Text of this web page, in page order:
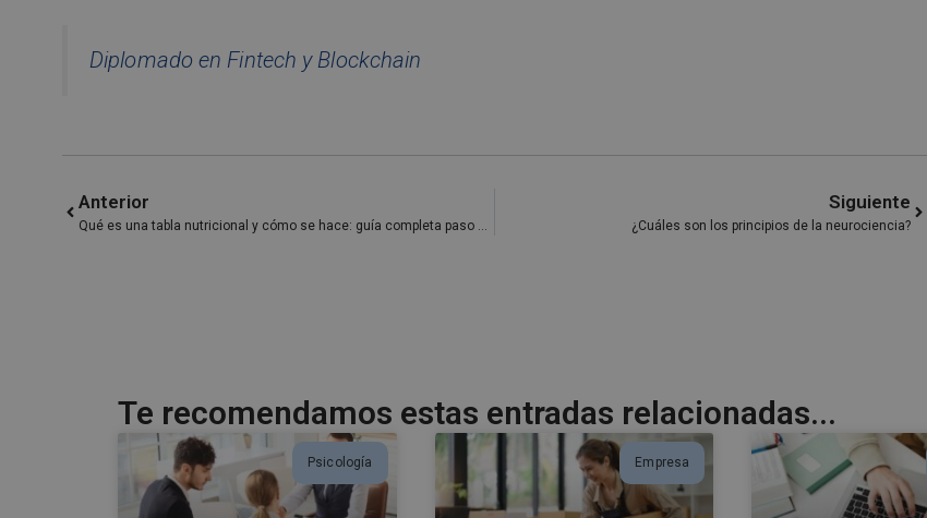
Diplomado en Fintech y Blockchain
Anterior
Qué es una tabla nutricional y cómo se hace: guía completa paso a paso
Siguiente
¿Cuáles son los principios de la neurociencia?
Te recomendamos estas entradas relacionadas...
Psicología Empresa